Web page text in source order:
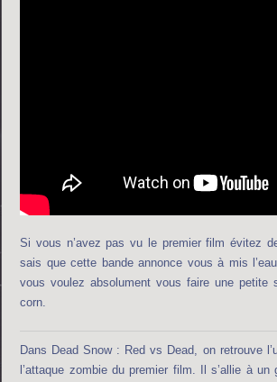
Si vous n’avez pas vu le premier film évitez
sais que cette bande annonce vous à mis
vous voulez absolument vous faire une petite
corn.
Dans Dead Snow : Red vs Dead, on retrouve
l’attaque zombie du premier film. Il s’allie à un